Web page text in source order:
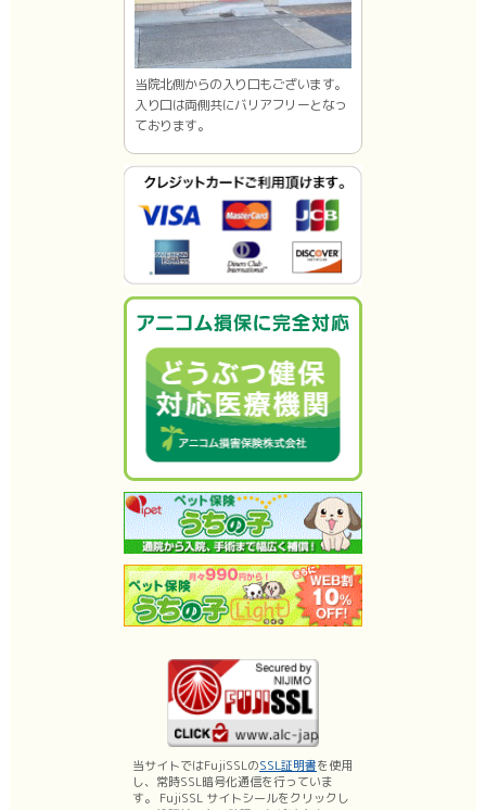
当院北側からの入り口もございます。
入り口は両側共にバリアフリーとなっ
ております。
当サイトではFujiSSLのSSL証明書を使用
し、常時SSL暗号化通信を行っていま
す。 FujiSSL サイトシールをクリックし